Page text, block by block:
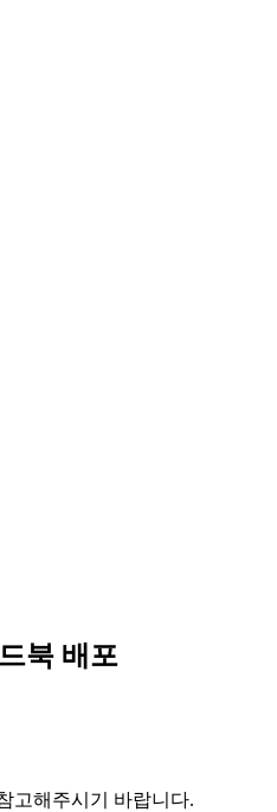
북 배포
고해주시기 바랍니다.